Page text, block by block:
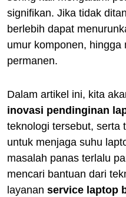
signifikan. Jika tidak
berlebih dapat
umur komponen, hingga
permanen.
Dalam artikel ini, kita
inovasi pendinginan
teknologi tersebut, serta
untuk menjaga suhu
masalah panas terlalu
mencari bantuan dari
layanan service laptop